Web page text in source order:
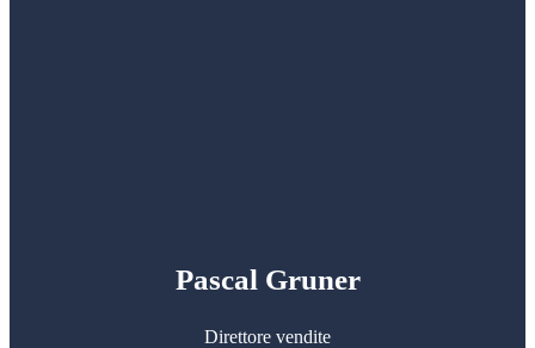
Pascal Gruner
Direttore vendite